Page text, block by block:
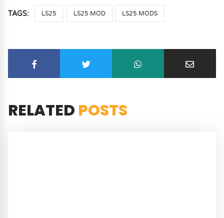
TAGS: LS25 LS25 MOD LS25 MODS
RELATED POSTS